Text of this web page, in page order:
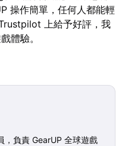
操作簡單，任何人都能輕
上給予好評，我
體驗。
，負責 GearUP 全球遊戲